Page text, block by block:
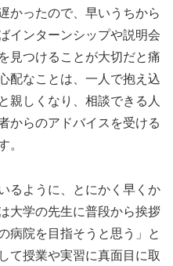
かったので、早いうちから
インターンシップや説明会
見つけることが大切だと痛
配なことは、一人で抱え込
親しくなり、相談できる人
からのアドバイスを受ける
。
るように、とにかく早くか
大学の先生に普段から挨拶
病院を目指そうと思う」と
て授業や実習に真面目に取